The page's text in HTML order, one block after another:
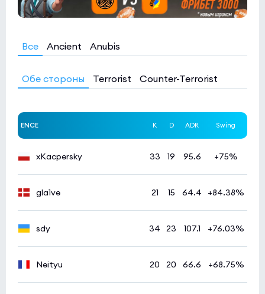
Все Ancient Anubis
Обе стороны Terrorist Counter-Terrorist
ENCE K D ADR Swing
xKacpersky 33 19 95.6 +75%
gla1ve 21 15 64.4 +84.38%
sdy 34 23 107.1 +76.03%
Neityu 20 20 66.6 +68.75%